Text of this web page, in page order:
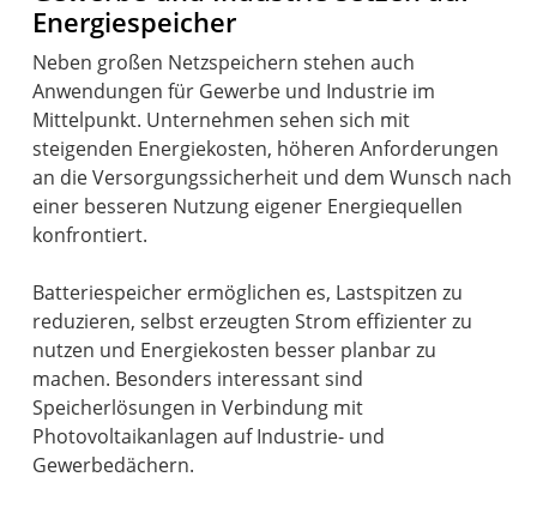
Energiespeicher
Neben großen Netzspeichern stehen auch
Anwendungen für Gewerbe und Industrie im
Mittelpunkt. Unternehmen sehen sich mit
steigenden Energiekosten, höheren Anforderungen
an die Versorgungssicherheit und dem Wunsch nach
einer besseren Nutzung eigener Energiequellen
konfrontiert.
Batteriespeicher ermöglichen es, Lastspitzen zu
reduzieren, selbst erzeugten Strom effizienter zu
nutzen und Energiekosten besser planbar zu
machen. Besonders interessant sind
Speicherlösungen in Verbindung mit
Photovoltaikanlagen auf Industrie- und
Gewerbedächern.